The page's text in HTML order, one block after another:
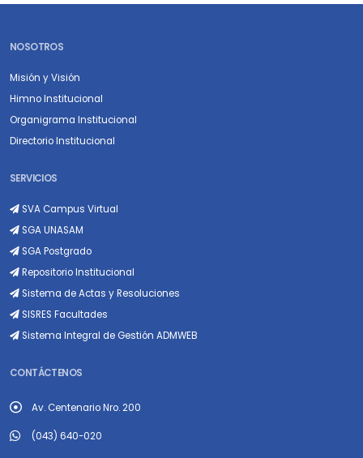
NOSOTROS
Misión y Visión
Himno Institucional
Organigrama Institucional
Directorio Institucional
SERVICIOS
SVA Campus Virtual
SGA UNASAM
SGA Postgrado
Repositorio Institucional
Sistema de Actas y Resoluciones
SISRES Facultades
Sistema Integral de Gestión ADMWEB
CONTÁCTENOS
Av. Centenario Nro. 200
(043) 640-020